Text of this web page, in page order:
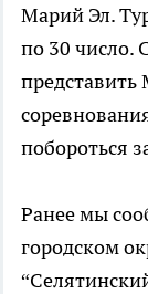
Марий Эл.
по 30 число.
представить
побороться
Ранее мы
городском